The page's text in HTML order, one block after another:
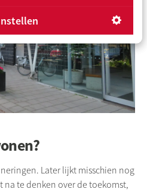
Later lijkt misschien nog
na te denken over de toekomst,